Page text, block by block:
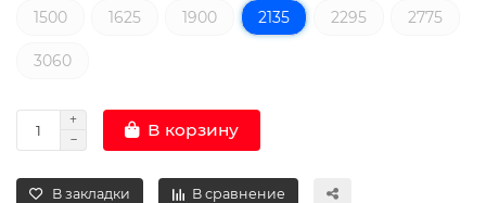
1500 1625 1900 2135 2295 2775
3060
В корзину
В закладки В сравнение